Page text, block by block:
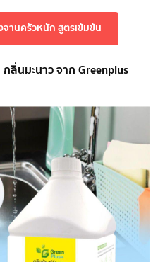
จานครัวหนัก สูตรเข้มข้น
นมะนาว จาก Greenplus